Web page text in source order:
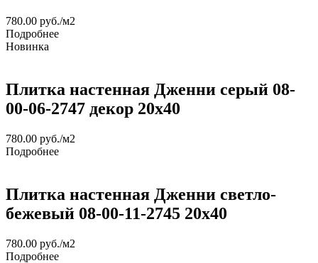
780.00 руб./м2
Подробнее
Новинка
Плитка настенная Дженни серый 08-
00-06-2747 декор 20х40
780.00 руб./м2
Подробнее
Плитка настенная Дженни светло-
бежевый 08-00-11-2745 20х40
780.00 руб./м2
Подробнее